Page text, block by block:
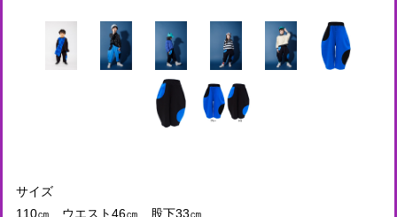
サイズ
110㎝ ウエスト46㎝ 股下33㎝